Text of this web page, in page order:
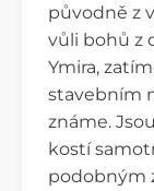
původně z
vůli bohů z
Ymira,
stavebním
známe.
kostí
podobným